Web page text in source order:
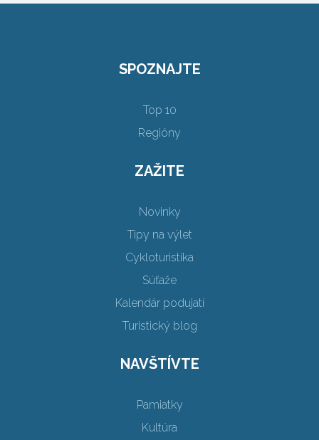
SPOZNAJTE
Top 10
Regióny
ZAŽITE
Novinky
Tipy na výlet
Cykloturistika
Súťaže
Kalendár podujatí
Turistický blog
NAVŠTÍVTE
Pamiatky
Kultúra